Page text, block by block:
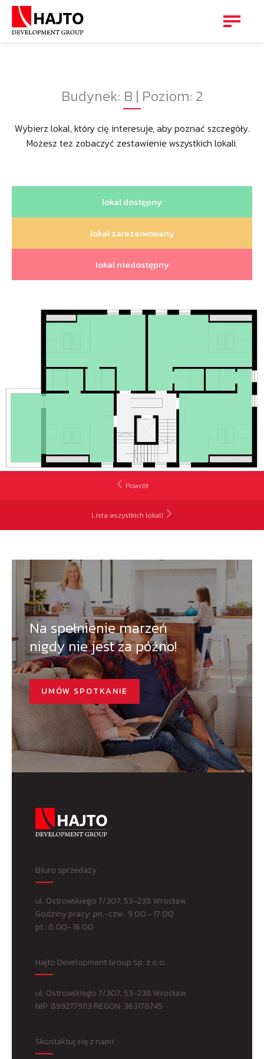
Budynek: B | Poziom: 2
Wybierz lokal, który cię interesuje, aby poznać szczegóły.
Możesz też zobaczyć zestawienie wszystkich lokali.
lokal dostępny
lokal zarezerwowany
lokal niedostępny
Powrót
Lista wszystkich lokali
Na spełnienie marzeń
nigdy nie jest za późno!
UMÓW SPOTKANIE
Biuro sprzedaży
ul. Ostrowskiego 7/307, 53-238 Wrocław
Godziny pracy: pn.-czw.: 9.00 - 17.00
pt.: 8.00- 16.00
Hajto Development Group Sp. z o.o.
ul. Ostrowskiego 7/307, 53-238 Wrocław
NIP: 8992779113 REGON: 363178745
Skontaktuj się z nami